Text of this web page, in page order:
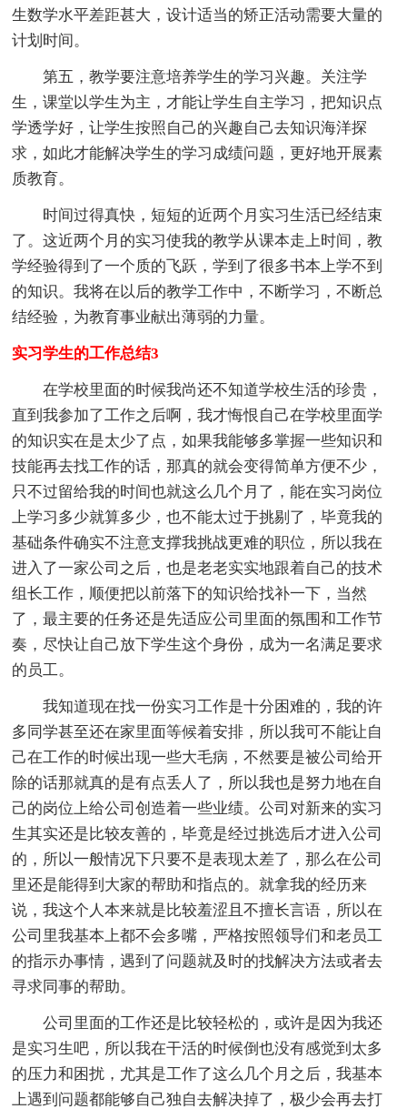
生数学水平差距甚大，设计适当的矫正活动需要大量的
计划时间。
第五，教学要注意培养学生的学习兴趣。关注学
生，课堂以学生为主，才能让学生自主学习，把知识点
学透学好，让学生按照自己的兴趣自己去知识海洋探
求，如此才能解决学生的学习成绩问题，更好地开展素
质教育。
时间过得真快，短短的近两个月实习生活已经结束
了。这近两个月的实习使我的教学从课本走上时间，教
学经验得到了一个质的飞跃，学到了很多书本上学不到
的知识。我将在以后的教学工作中，不断学习，不断总
结经验，为教育事业献出薄弱的力量。
实习学生的工作总结3
在学校里面的时候我尚还不知道学校生活的珍贵，
直到我参加了工作之后啊，我才悔恨自己在学校里面学
的知识实在是太少了点，如果我能够多掌握一些知识和
技能再去找工作的话，那真的就会变得简单方便不少，
只不过留给我的时间也就这么几个月了，能在实习岗位
上学习多少就算多少，也不能太过于挑剔了，毕竟我的
基础条件确实不注意支撑我挑战更难的职位，所以我在
进入了一家公司之后，也是老老实实地跟着自己的技术
组长工作，顺便把以前落下的知识给找补一下，当然
了，最主要的任务还是先适应公司里面的氛围和工作节
奏，尽快让自己放下学生这个身份，成为一名满足要求
的员工。
我知道现在找一份实习工作是十分困难的，我的许
多同学甚至还在家里面等候着安排，所以我可不能让自
己在工作的时候出现一些大毛病，不然要是被公司给开
除的话那就真的是有点丢人了，所以我也是努力地在自
己的岗位上给公司创造着一些业绩。公司对新来的实习
生其实还是比较友善的，毕竟是经过挑选后才进入公司
的，所以一般情况下只要不是表现太差了，那么在公司
里还是能得到大家的帮助和指点的。就拿我的经历来
说，我这个人本来就是比较羞涩且不擅长言语，所以在
公司里我基本上都不会多嘴，严格按照领导们和老员工
的指示办事情，遇到了问题就及时的找解决方法或者去
寻求同事的帮助。
公司里面的工作还是比较轻松的，或许是因为我还
是实习生吧，所以我在干活的时候倒也没有感觉到太多
的压力和困扰，尤其是工作了这么几个月之后，我基本
上遇到问题都能够自己独自去解决掉了，极少会再去打